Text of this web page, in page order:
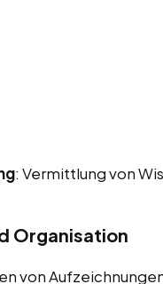
: Vermittlung von
Organisation
von